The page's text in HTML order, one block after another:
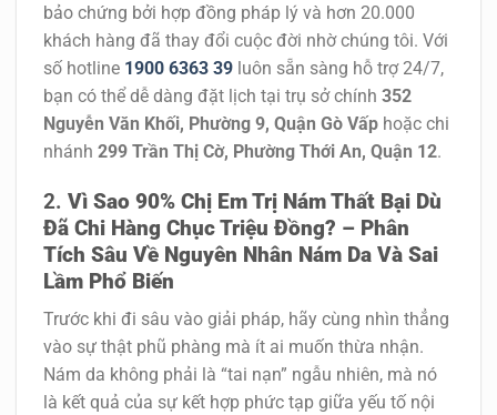
bảo chứng bởi hợp đồng pháp lý và hơn 20.000
khách hàng đã thay đổi cuộc đời nhờ chúng tôi. Với
số hotline 1900 6363 39 luôn sẵn sàng hỗ trợ 24/7,
bạn có thể dễ dàng đặt lịch tại trụ sở chính 352
Nguyễn Văn Khối, Phường 9, Quận Gò Vấp hoặc chi
nhánh 299 Trần Thị Cờ, Phường Thới An, Quận 12.
Vì Sao 90% Chị Em Trị Nám Thất Bại Dù
Đã Chi Hàng Chục Triệu Đồng? – Phân
Tích Sâu Về Nguyên Nhân Nám Da Và Sai
Lầm Phổ Biến
Trước khi đi sâu vào giải pháp, hãy cùng nhìn thẳng
vào sự thật phũ phàng mà ít ai muốn thừa nhận.
Nám da không phải là “tai nạn” ngẫu nhiên, mà nó
là kết quả của sự kết hợp phức tạp giữa yếu tố nội